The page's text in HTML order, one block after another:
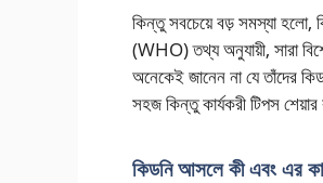
কিন্তু সবচেয়ে বড় সমস্যা হলো,
(WHO) তথ্য অনুযায়ী, সারা
অনেকেই জানেন না যে তাঁদের
সহজ কিন্তু কার্যকরী টিপস
কিডনি আসলে কী এবং এর